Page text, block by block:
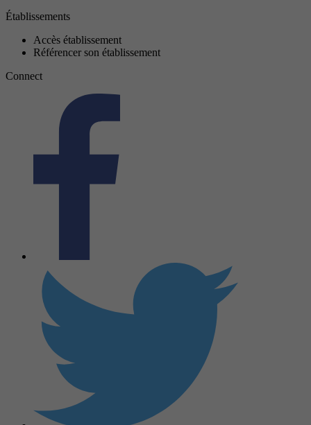
Établissements
Accès établissement
Référencer son établissement
Connect